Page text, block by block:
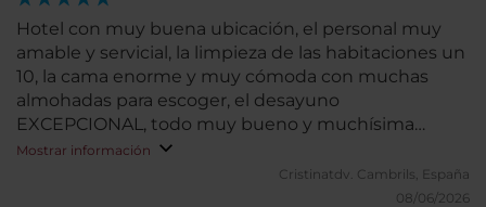
Hotel con muy buena ubicación, el personal muy
amable y servicial, la limpieza de las habitaciones un
10, la cama enorme y muy cómoda con muchas
almohadas para escoger, el desayuno
EXCEPCIONAL, todo muy bueno y muchísima
variedad. El gym a pesar de ser pequeño tiene 5
máquinas necesarias y en muy buen estado
(incluso el material) con agua fría y toallas para
Mostrar información
Cristinatdv. Cambrils, España
08/06/2026